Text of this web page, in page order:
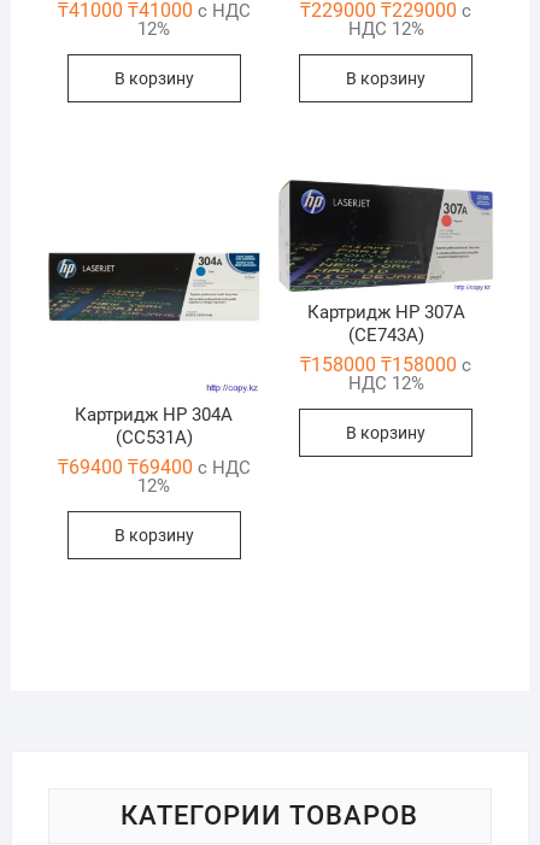
₸41000 ₸41000 с НДС
12%
В корзину
₸229000 ₸229000 с
НДС 12%
В корзину
Картридж HP 304A
(CC531A)
₸69400 ₸69400 с НДС
12%
В корзину
Картридж HP 307A
(CE743A)
₸158000 ₸158000 с
НДС 12%
В корзину
КАТЕГОРИИ ТОВАРОВ